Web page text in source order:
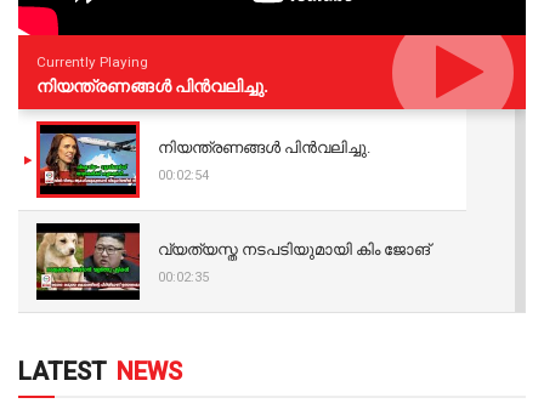
Currently Playing
നിയന്ത്രണങ്ങള്‍ പിന്‍വലിച്ചു.
നിയന്ത്രണങ്ങള്‍ പിന്‍വലിച്ചു.
00:02:54
വ്യത്യസ്ത നടപടിയുമായി കിം ജോങ്
00:02:35
LATEST NEWS